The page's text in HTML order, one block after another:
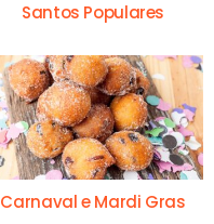
Santos Populares
Carnaval e Mardi Gras